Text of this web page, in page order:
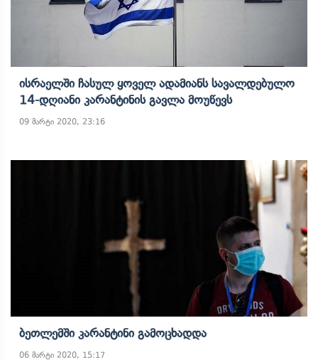
Ისრაელში Ჩასულ Ყოველ Ადამიანს Სავალდებულო
14-Დღიანი Კარანტინის Გავლა Მოუწევს
09 მარტი 2020, 23:16
Ბეთლემში Კარანტინი Გამოცხადდა
06 მარტი 2020, 15:17